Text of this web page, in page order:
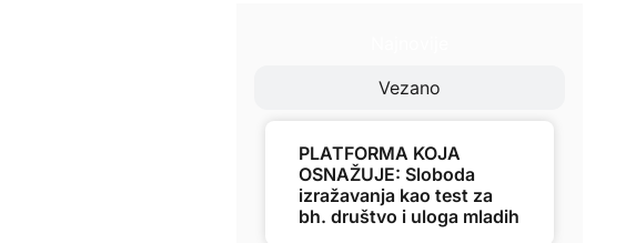
Vezano
PLATFORMA KOJA
OSNAŽUJE: Sloboda
izražavanja kao test za
bh. društvo i uloga mladih